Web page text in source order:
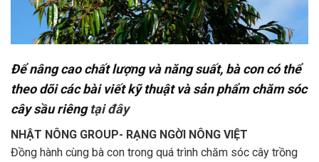
Để nâng cao chất lượng và năng suất, bà con có thể
theo dõi các bài viết kỹ thuật và sản phẩm chăm sóc
cây sầu riêngtại đây
NHẬT NÔNG GROUP- RẠNG NGỜI NÔNG VIỆT
Đồng hành cùng bà con trong quá trình chăm sóc cây trồng